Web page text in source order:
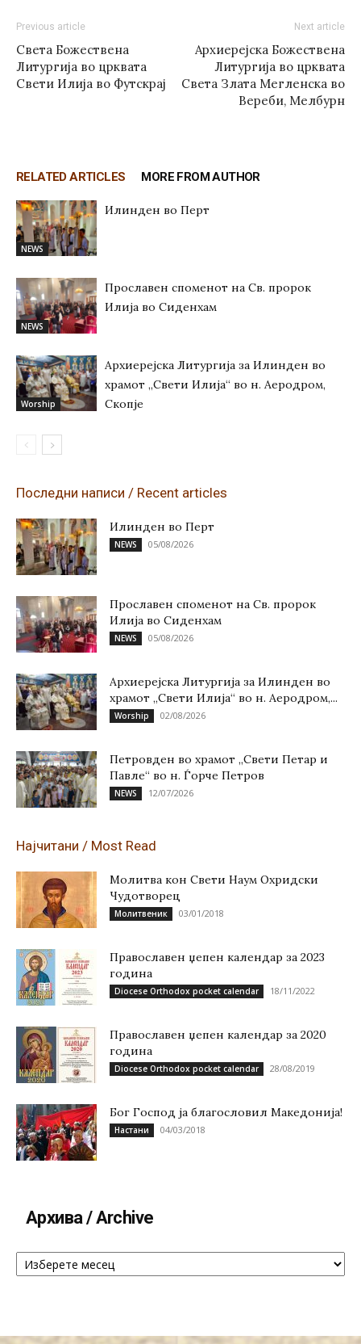
Previous article
Света Божествена
Литургија во црквата
Свети Илија во Футскрај
Next article
Архиерејска Божествена
Литургија во црквата
Света Злата Мегленска во
Вереби, Мелбурн
RELATED ARTICLES MORE FROM AUTHOR
NEWS
Илинден во Перт
NEWS
Прославен споменот на Св. пророк
Илија во Сиденхам
Worship
Архиерејска Литургија за Илинден во
храмот „Свети Илија“ во н. Аеродром,
Скопје
Последни написи / Recent articles
Илинден во Перт
NEWS 05/08/2026
Прославен споменот на Св. пророк
Илија во Сиденхам
NEWS 05/08/2026
Архиерејска Литургија за Илинден во
храмот „Свети Илија“ во н. Аеродром,...
Worship 02/08/2026
Петровден во храмот „Свети Петар и
Павле“ во н. Ѓорче Петров
NEWS 12/07/2026
Најчитани / Most Read
Молитва кон Свети Наум Охридски
Чудотворец
Молитвеник 03/01/2018
Православен џепен календар за 2023
година
Diocese Orthodox pocket calendar 18/11/2022
Православен џепен календар за 2020
година
Diocese Orthodox pocket calendar 28/08/2019
Бог Господ ја благословил Македонија!
Настани 04/03/2018
Архива / Archive
Архива